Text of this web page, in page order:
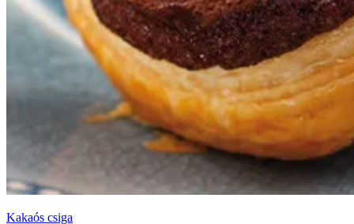
Kakaós csiga